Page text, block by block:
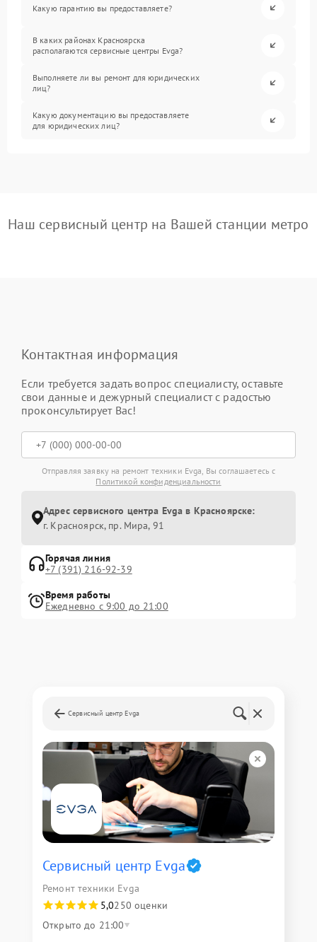
Какую гарантию вы предоставляете?
В каких районах Красноярска
располагаются сервисные центры Evga?
Выполняете ли вы ремонт для юридических
лиц?
Какую документацию вы предоставляете
для юридических лиц?
Наш сервисный центр на Вашей станции метро
Контактная информация
Если требуется задать вопрос специалисту, оставьте
свои данные и дежурный специалист с радостью
проконсультирует Вас!
Отправляя заявку на ремонт техники Evga, Вы соглашаетесь с
Политикой конфиденциальности
Адрес сервисного центра Evga в Красноярске:
г. Красноярск, ​пр. Мира, 91
Горячая линия
+7 (391) 216-92-39
Время работы
Ежедневно с 9:00 до 21:00
Сервисный центр Evga
Сервисный центр Evga
Ремонт техники Evga
5,0250 оценки
Открыто до 21:00